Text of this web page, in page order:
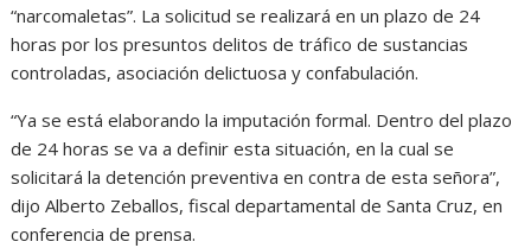
“narcomaletas”. La solicitud se realizará en un plazo de 24
horas por los presuntos delitos de tráfico de sustancias
controladas, asociación delictuosa y confabulación.
“Ya se está elaborando la imputación formal. Dentro del plazo
de 24 horas se va a definir esta situación, en la cual se
solicitará la detención preventiva en contra de esta señora”,
dijo Alberto Zeballos, fiscal departamental de Santa Cruz, en
conferencia de prensa.